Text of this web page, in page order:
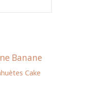
Banane
Cake